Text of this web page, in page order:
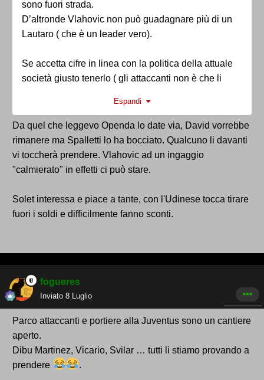
sono fuori strada.
D’altronde Vlahovic non può guadagnare più di un
Lautaro ( che è un leader vero).
Se accetta cifre in linea con la politica della attuale
società giusto tenerlo ( gli attaccanti non è che li
è che con Spalletti farebbe comodo anche a lui
rimanere.
Su Solet sicuramente un buon profilo.Avevo capito
circa il passaggio certo all’Inter
Espandi
Da quel che leggevo Openda lo date via, David vorrebbe
rimanere ma Spalletti lo ha bocciato. Qualcuno li davanti
vi toccherà prendere. Vlahovic ad un ingaggio
"calmierato" in effetti ci può stare.
Solet interessa e piace a tante, con l'Udinese tocca tirare
fuori i soldi e difficilmente fanno sconti.
fogueres
Inviato 8 Luglio
Parco attaccanti e portiere alla Juventus sono un cantiere
aperto.
Dibu Martinez, Vicario, Svilar … tutti li stiamo provando a
prendere
.